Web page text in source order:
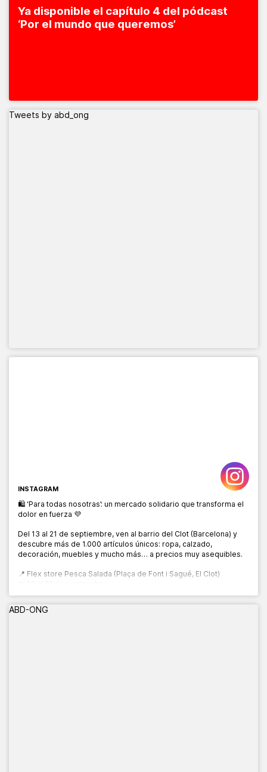
Ya disponible el capítulo 4 del pódcast
‘Por el mundo que queremos’
Tweets by abd_ong
INSTAGRAM
🛍️ ‘Para todas nosotras’: un mercado solidario que transforma el
dolor en fuerza 💜
Del 13 al 21 de septiembre, ven al barrio del Clot (Barcelona) y
descubre más de 1.000 artículos únicos: ropa, calzado,
decoración, muebles y mucho más… a precios muy asequibles.
📍 Flex store Pesca Salada (Plaça de Font i Sagué, El Clot)
🕙 10:00 a 20:00 h
ABD-ONG